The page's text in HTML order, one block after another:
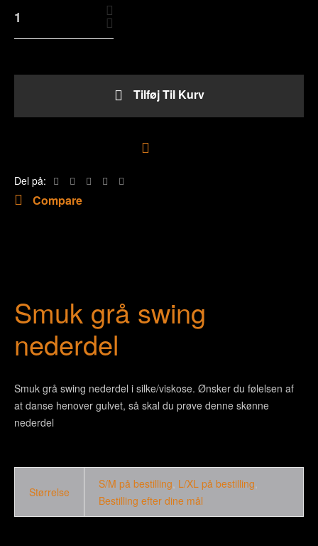
Tilføj Til Kurv
Del på:
Compare
Smuk grå swing
nederdel
Smuk grå swing nederdel i silke/viskose. Ønsker du følelsen af
at danse henover gulvet, så skal du prøve denne skønne
nederdel
Størrelse
S/M på bestilling L/XL på bestilling
Bestilling efter dine mål